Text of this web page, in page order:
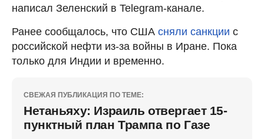
написал Зеленский в Telegram-канале.
Ранее сообщалось, что США сняли санкции с
российской нефти из-за войны в Иране. Пока
только для Индии и временно.
СВЕЖАЯ ПУБЛИКАЦИЯ ПО ТЕМЕ:
Нетаньяху: Израиль отвергает 15-
пунктный план Трампа по Газе